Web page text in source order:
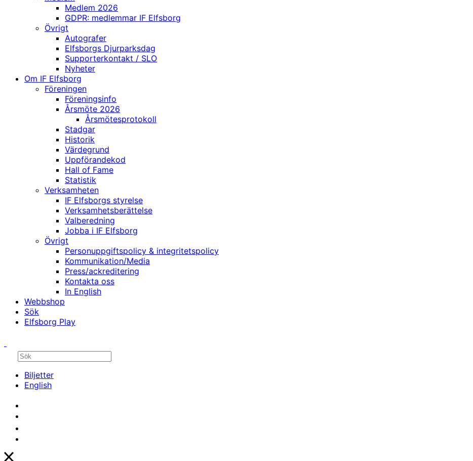
Medlem 2026
GDPR: medlemmar IF Elfsborg
Övrigt
Autografer
Elfsborgs Djurparksdag
Supporterkontakt / SLO
Nyheter
Om IF Elfsborg
Föreningen
Föreningsinfo
Årsmöte 2026
Årsmötesprotokoll
Stadgar
Historik
Värdegrund
Uppförandekod
Hall of Fame
Statistik
Verksamheten
IF Elfsborgs styrelse
Verksamhetsberättelse
Valberedning
Jobba i IF Elfsborg
Övrigt
Personuppgiftspolicy & integritetspolicy
Kommunikation/Media
Press/ackreditering
Kontakta oss
In English
Webbshop
Sök
Elfsborg Play
Biljetter
English